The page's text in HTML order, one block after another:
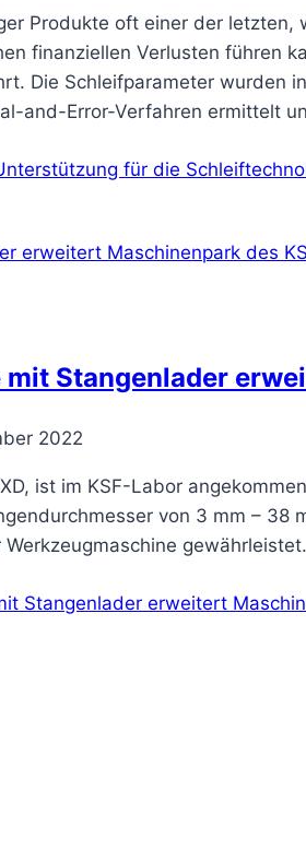
Produkte oft einer der
finanziellen Verlusten führen
Die Schleifparameter wurden
and-Error-Verfahren ermittelt
für die
Stangenlader
2022
ist im KSF-Labor
von 3 mm – 38
gewährleistet.
Stangenlader erweitert